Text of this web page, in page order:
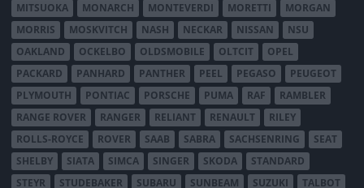
MITSUOKA
MONARCH MONTEVERDI MORETTI
MORGAN
MORRIS
MOSKVITCH NASH NECKAR NISSAN
NSU
OAKLAND
OCKELBO OLDSMOBILE OLTCIT
OPEL
PACKARD
PANHARD PANTHER PEEL PEGASO
PEUGEOT
PLYMOUTH
PONTIAC PORSCHE PUMA RAF
RAMBLER
RANGE ROVER
RANGER RELIANT RENAULT
RILEY
ROLLS-ROYCE
ROVER SAAB SABRA SACHSENRING
SEAT
SHELBY
SIATA SIMCA SINGER SKODA
STANDARD
STEYR
STUDEBAKER SUBARU SUNBEAM SUZUKI TALBOT